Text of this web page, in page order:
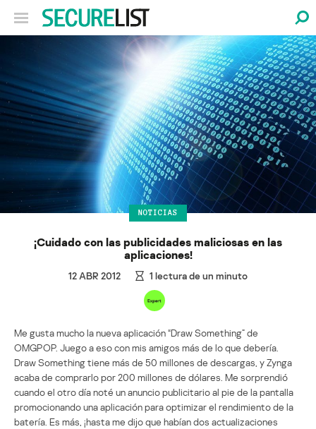
NOTICIAS
¡Cuidado con las publicidades maliciosas en las
aplicaciones!
12 ABR 2012 1 lectura de un minuto
Me gusta mucho la nueva aplicación “Draw Something” de
OMGPOP. Juego a eso con mis amigos más de lo que debería.
Draw Something tiene más de 50 millones de descargas, y Zynga
acaba de comprarlo por 200 millones de dólares. Me sorprendió
cuando el otro día noté un anuncio publicitario al pie de la pantalla
promocionando una aplicación para optimizar el rendimiento de la
batería. Es más, ¡hasta me dijo que habían dos actualizaciones